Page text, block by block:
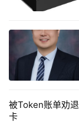
晰’与‘真实’
的竞争，早已
如何被创造’的深
商业模式的双重
户需求的精准
被Token账单劝
卡